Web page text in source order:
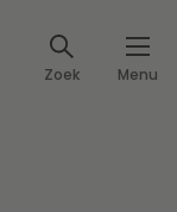
Zoek Menu